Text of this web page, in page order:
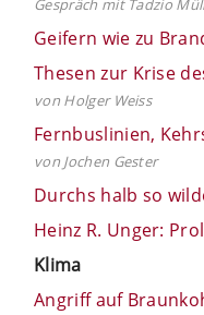
Gespräch mit Tadzio
Geifern wie zu
Thesen zur Krise
von Holger Weiss
Fernbuslinien,
von Jochen Gester
Durchs halb so
Heinz R. Unger:
Klima
Angriff auf